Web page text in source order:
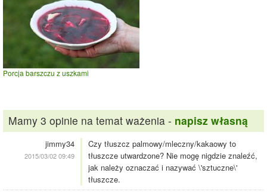
Porcja barszczu z uszkami
Mamy 3 opinie na temat ważenia - napisz własną
jimmy34
2015/03/02 09:49
Czy tłuszcz palmowy/mleczny/kakaowy to
tłuszcze utwardzone? Nie mogę nigdzie znaleźć,
jak należy oznaczać i nazywać \'sztuczne\'
tłuszcze.